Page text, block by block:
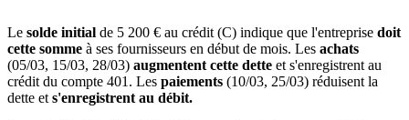
Le solde initial de 5 200 € au crédit (C) indique que l'entreprise doit
cette somme à ses fournisseurs en début de mois. Les achats
(05/03, 15/03, 28/03) augmentent cette dette et s'enregistrent au
crédit du compte 401. Les paiements (10/03, 25/03) réduisent la
dette et s'enregistrent au débit.